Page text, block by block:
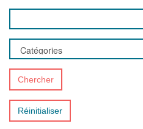
Chercher
Réinitialiser